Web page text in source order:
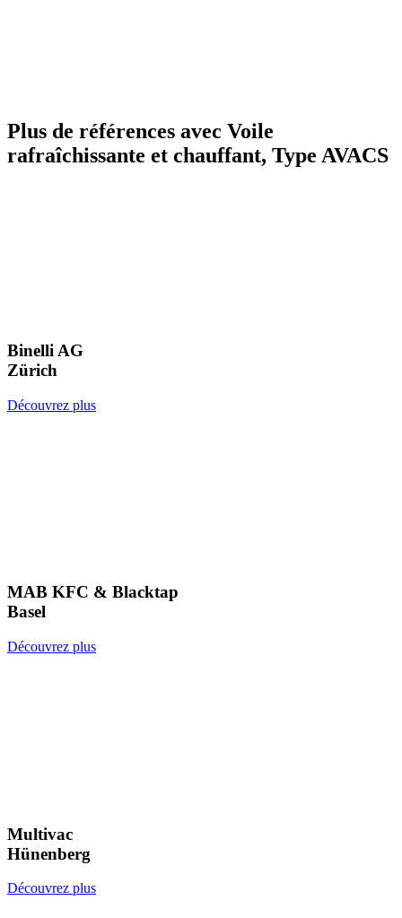
Plus de références avec Voile
rafraîchissante et chauffant, Type AVACS
Binelli AG
Zürich
Découvrez plus
MAB KFC & Blacktap
Basel
Découvrez plus
Multivac
Hünenberg
Découvrez plus